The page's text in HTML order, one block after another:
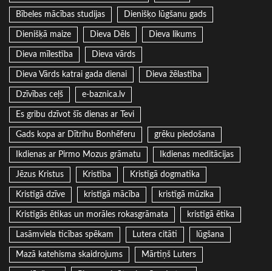
Bībeles mācības studijas Dienišķo lūgšanu gads
Dienišķā maize Dieva Dēls Dieva likums
Dieva mīlestība Dieva vārds
Dieva Vārds katrai gada dienai Dieva žēlastība
Dzīvības ceļš e-baznica.lv
Es gribu dzīvot šīs dienas ar Tevi
Gads kopa ar Dītrihu Bonhēferu grēku piedošana
Ikdienas ar Pirmo Mozus grāmatu Ikdienas meditācijas
Jēzus Kristus Kristība Kristīgā dogmatika
Kristīgā dzīve kristīgā mācība kristīgā mūzika
Kristīgās ētikas un morāles rokasgrāmata kristīgā ētika
Lasāmviela ticības spēkam Lutera citāti lūgšana
Mazā katehisma skaidrojums Mārtiņš Luters